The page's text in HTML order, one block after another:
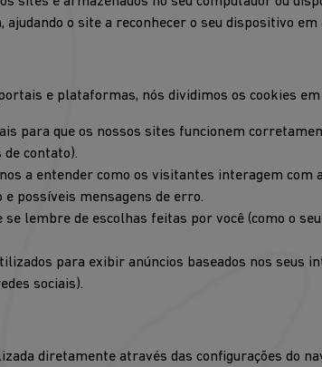
o site a reconhecer o seu dispositivo em
e plataformas, nós dividimos os cookies
para que os nossos sites funcionem
contato).
a entender como os visitantes interagem com
e possíveis mensagens de erro.
lembre de escolhas feitas por você (como o
para exibir anúncios baseados nos
sociais).
diretamente através das configurações do